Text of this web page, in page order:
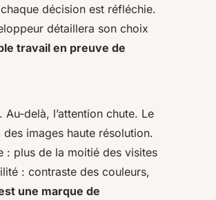
décision est réfléchie.
détaillera son choix
travail en preuve de
delà, l’attention chute. Le
images haute résolution.
: plus de la moitié des visites
: contraste des couleurs,
une marque de